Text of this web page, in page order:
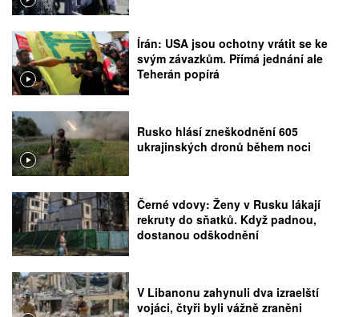
Írán: USA jsou ochotny vrátit se ke
svým závazkům. Přímá jednání ale
Teherán popírá
Rusko hlásí zneškodnění 605
ukrajinských dronů během noci
Černé vdovy: Ženy v Rusku lákají
rekruty do sňatků. Když padnou,
dostanou odškodnění
V Libanonu zahynuli dva izraelští
vojáci, čtyři byli vážně zraněni